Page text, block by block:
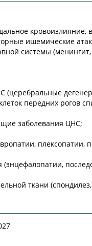
кровоизлияние,
ишемические
системы
(церебральные
передних рогов
заболевания ЦНС;
плексопатии,
ткани (спондилез,